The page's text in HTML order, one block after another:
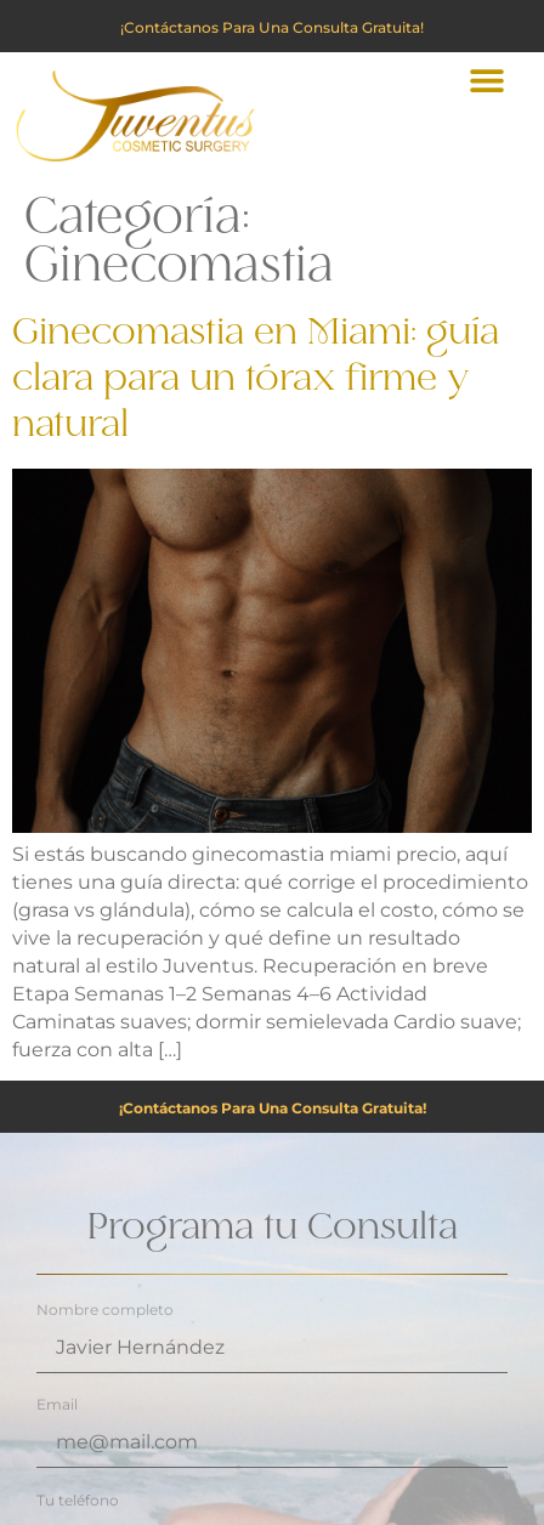
¡Contáctanos Para Una Consulta Gratuita!
Categoría:
Ginecomastia
Ginecomastia en Miami: guía
clara para un tórax firme y
natural
Si estás buscando ginecomastia miami precio, aquí
tienes una guía directa: qué corrige el procedimiento
(grasa vs glándula), cómo se calcula el costo, cómo se
vive la recuperación y qué define un resultado
natural al estilo Juventus. Recuperación en breve
Etapa Semanas 1–2 Semanas 4–6 Actividad
Caminatas suaves; dormir semielevada Cardio suave;
fuerza con alta […]
¡Contáctanos Para Una Consulta Gratuita!
Programa tu Consulta
Nombre completo
Email
Tu teléfono